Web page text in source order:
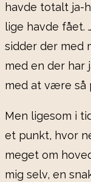
havde totalt ja-
lige havde fået.
sidder der med
med en der har
med at være så
Men ligesom i
et punkt, hvor
meget om
mig selv, en